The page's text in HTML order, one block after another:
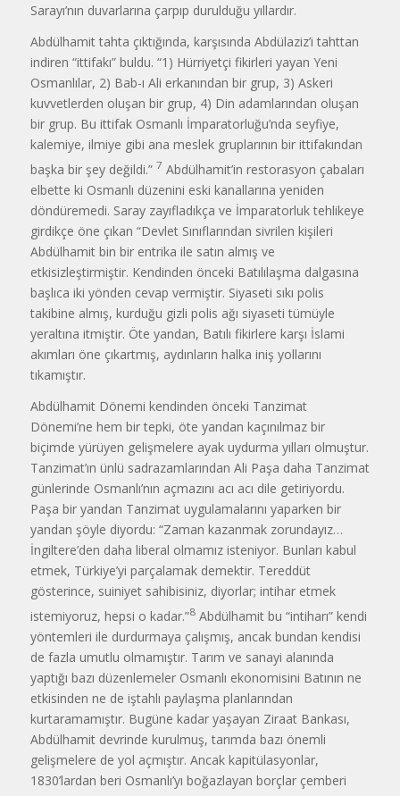
Sarayı’nın duvarlarına çarpıp durulduğu yıllardır.
Abdülhamit tahta çıktığında, karşısın­da Abdülaziz’i tahttan
indiren “ittifakı” buldu. “1) Hürriyetçi fikirleri yayan Yeni
Osmanlılar, 2) Bab-ı Ali erkanından bir grup, 3) Askeri
kuvvetlerden oluşan bir grup, 4) Din adamlarından oluşan
bir grup. Bu ittifak Osmanlı İmparatorluğu’nda seyfiye,
kalemiye, ilmiye gibi ana meslek gruplarının bir ittifakından
başka bir şey değildi.” 7 Abdülhamit’in restorasyon çabaları
elbette ki Osmanlı düzenini eski kanallarına yeniden
döndüremedi. Saray zayıfladıkça ve İmparatorluk tehlikeye
girdikçe öne çıkan “Devlet Sınıflarından sivrilen kişi­leri
Abdülhamit bin bir entrika ile satın almış ve
etkisizleştirmiştir. Kendinden önceki Batılılaşma dalgasına
başlıca iki yönden cevap vermiştir. Siyaseti sıkı polis
takibine almış, kurduğu gizli polis ağı siyaseti tümüyle
yeraltına itmiştir. Öte yandan, Batılı fikirlere karşı İslami
akımları öne çıkartmış, aydınların halka iniş yollarını
tıkamıştır.
Abdülhamit Dönemi kendinden önceki Tanzimat
Dönemi’ne hem bir tepki, öte yandan kaçınılmaz bir
biçimde yürüyen gelişmelere ayak uydurma yıl­ları olmuştur.
Tanzimat’ın ünlü sadra­zamlarından Ali Paşa daha Tanzimat
günlerinde Osmanlı’nın açmazını acı acı dile getiriyordu.
Paşa bir yandan Tanzimat uygulamalarını yaparken bir
yandan şöyle diyordu: “Zaman kazan­mak zorundayız…
İngiltere’den daha lib­eral olmamız isteniyor. Bunları kabul
etmek, Türkiye’yi parçalamak demektir. Tereddüt
gösterince, suiniyet sahibi­siniz, diyorlar; intihar etmek
istemi­yoruz, hepsi o kadar.”8Abdülhamit bu “intiharı” kendi
yöntemleri ile durdur­maya çalışmış, ancak bundan kendisi
de fazla umutlu olmamıştır. Tarım ve sanayi alanında
yaptığı bazı düzenlemeler Osmanlı ekonomisini Batının ne
etkisin­den ne de iştahlı paylaşma planlarından
kurtaramamıştır. Bugüne kadar yaşayan Ziraat Bankası,
Abdülhamit devrinde kurulmuş, tarımda bazı önemli
gelişme­lere de yol açmıştır. Ancak kapitülasy­onlar,
1830’lardan beri Osmanlı’yı bo­ğazlayan borçlar çemberi